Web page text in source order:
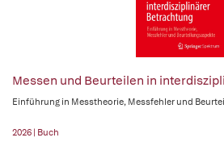
Messen und Beurteilen in
Einführung in Messtheorie, Messfehler und
2026 | Buch